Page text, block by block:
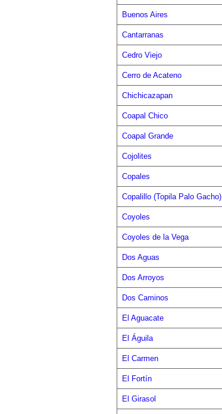
Buenos Aires
Cantarranas
Cedro Viejo
Cerro de Acateno
Chichicazapan
Coapal Chico
Coapal Grande
Cojolites
Copales
Copalillo (Topila Palo Gacho)
Coyoles
Coyoles de la Vega
Dos Aguas
Dos Arroyos
Dos Caminos
El Aguacate
El Águila
El Carmen
El Fortín
El Girasol